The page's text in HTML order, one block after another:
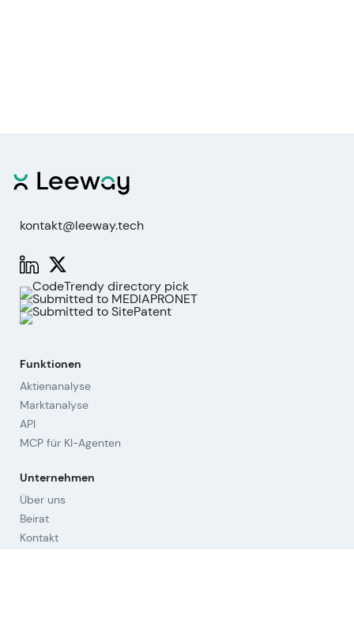
kontakt@leeway.tech
Funktionen
Aktienanalyse
Marktanalyse
API
MCP für KI-Agenten
Unternehmen
Über uns
Beirat
Kontakt